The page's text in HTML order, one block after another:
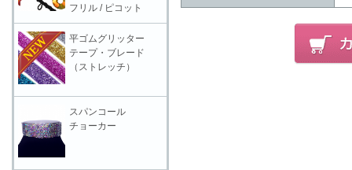
フリル / ピコット
平ゴムグリッター
テープ・ブレード
（ストレッチ）
スパンコール
チョーカー